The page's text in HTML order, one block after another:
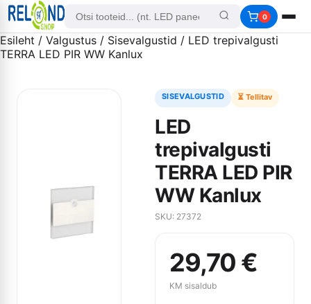
0
Esileht / Valgustus / Sisevalgustid / LED trepivalgusti
TERRA LED PIR WW Kanlux
SISEVALGUSTID ⏳ Tellitav
LED
trepivalgusti
TERRA LED PIR
WW Kanlux
SKU: 27372
29,70 €
KM sisaldub